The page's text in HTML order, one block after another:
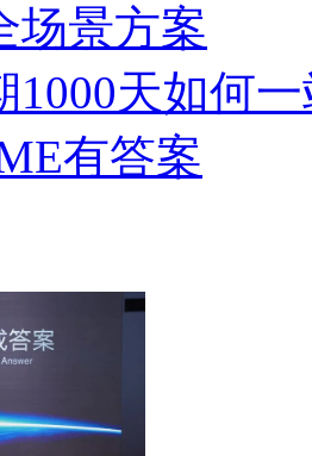
场景方案
1000天如何
有答案